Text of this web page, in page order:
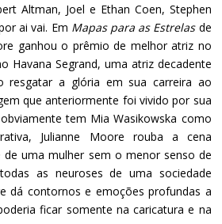
Altman, Joel e Ethan Coen, Stephen
ai vai. Em Mapas para as Estrelas de
ganhou o prêmio de melhor atriz no
Havana Segrand, uma atriz decadente
resgatar a glória em sua carreira ao
que anteriormente foi vivido por sua
tem Mia Wasikowska como
Julianne Moore rouba a cena
de uma mulher sem o menor senso de
as neuroses de uma sociedade
dá contornos e emoções profundas a
ficar somente na caricatura e na